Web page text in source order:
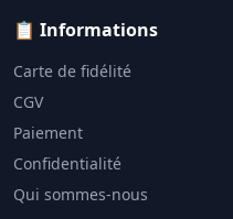
📋 Informations
Carte de fidélité
CGV
Paiement
Confidentialité
Qui sommes-nous